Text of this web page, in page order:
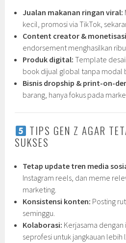
Jualan makanan ringan viral:
kecil, promosi via TikTok,
Content creator &
endorsement menghasilkan
Produk digital: Template
book dijual global tanpa modal
Bisnis dropship & print-on-
barang, hanya fokus pada
TIPS GEN Z AGAR
SUKSES
Tetap update tren media
Instagram reels, dan meme
marketing.
Konsistensi konten: Posting
seminggu.
Kolaborasi: Kerjasama
seprofesi untuk jangkauan lebih